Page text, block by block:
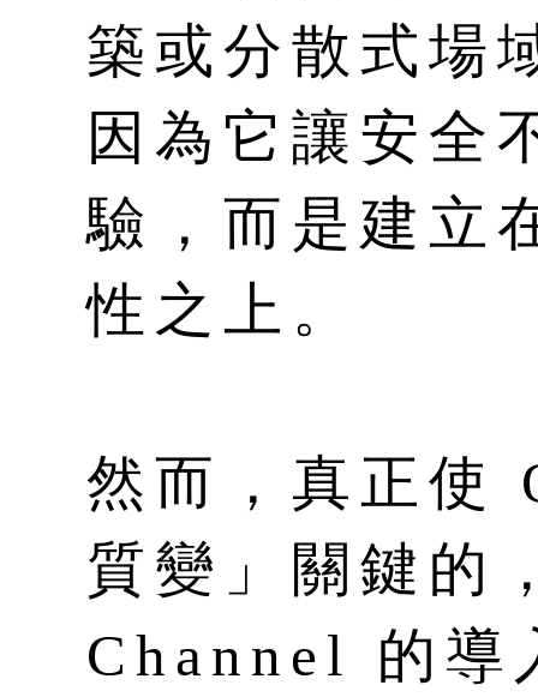
築或分散式場
因為它讓安全
驗，而是建立
性之上。
然而，真正使
質變」關鍵的
Channel 的導